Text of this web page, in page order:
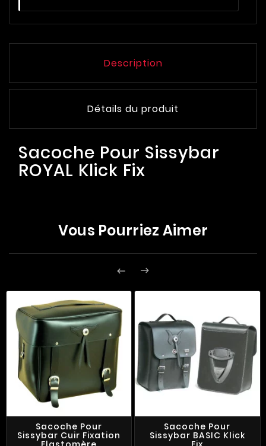
Description
Détails du produit
Sacoche Pour Sissybar
ROYAL Klick Fix
Vous Pourriez Aimer
 
Sacoche Pour
Sissybar Cuir Fixation
Sacoche Pour
Sissybar BASIC Klick